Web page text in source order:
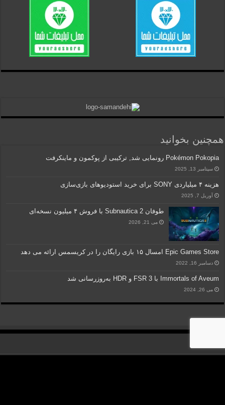
همچنین بخوانید
Pokémon Pokopia رونمایی شد, ترکیبی از پوکمون و ماینکرفت
سپتامبر 13, 2025
هزینه ۴ میلیاردی SONY برای خرید استودیوهای بازی‌سازی
آوریل 7, 2025
طوفان Subnautica 2 با فروش ۴ میلیون نسخه‌ای
می 21, 2026
Epic Games Store امسال ۱۵ بازی رایگان را در کریسمس ارائه می دهد
دسامبر 16, 2022
Immortals of Aveum با FSR 3 و HDR به‌روزرسانی شد
می 26, 2024